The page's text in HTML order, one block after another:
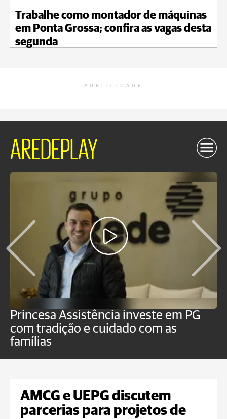
Trabalhe como montador de máquinas
em Ponta Grossa; confira as vagas desta
segunda
PUBLICIDADE
AREDEPLAY
Princesa Assistência investe em PG
com tradição e cuidado com as
famílias
AMCG e UEPG discutem
parcerias para projetos de